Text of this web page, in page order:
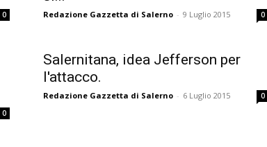
0 Redazione Gazzetta di Salerno - 9 Luglio 2015 0
0
Salernitana, idea Jefferson per
l'attacco.
Redazione Gazzetta di Salerno - 6 Luglio 2015 0